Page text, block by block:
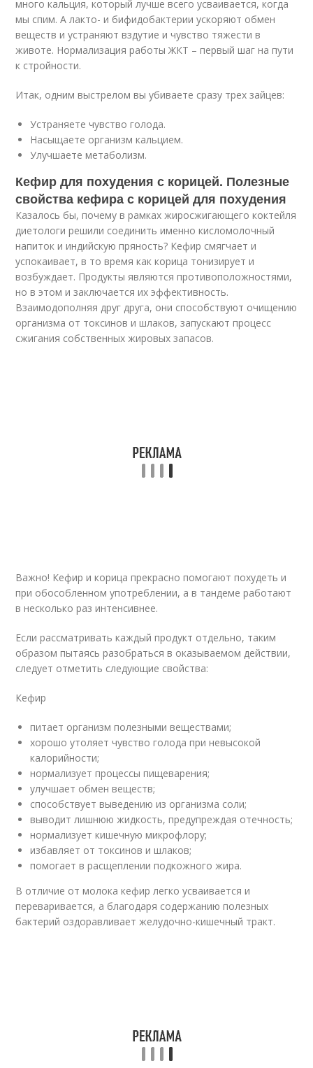
много кальция, который лучше всего усваивается, когда
мы спим. А лакто- и бифидобактерии ускоряют обмен
веществ и устраняют вздутие и чувство тяжести в
животе. Нормализация работы ЖКТ – первый шаг на пути
к стройности.
Итак, одним выстрелом вы убиваете сразу трех зайцев:
Устраняете чувство голода.
Насыщаете организм кальцием.
Улучшаете метаболизм.
Кефир для похудения с корицей. Полезные
свойства кефира с корицей для похудения
Казалось бы, почему в рамках жиросжигающего коктейля
диетологи решили соединить именно кисломолочный
напиток и индийскую пряность? Кефир смягчает и
успокаивает, в то время как корица тонизирует и
возбуждает. Продукты являются противоположностями,
но в этом и заключается их эффективность.
Взаимодополняя друг друга, они способствуют очищению
организма от токсинов и шлаков, запускают процесс
сжигания собственных жировых запасов.
Важно! Кефир и корица прекрасно помогают похудеть и
при обособленном употреблении, а в тандеме работают
в несколько раз интенсивнее.
Если рассматривать каждый продукт отдельно, таким
образом пытаясь разобраться в оказываемом действии,
следует отметить следующие свойства:
Кефир
питает организм полезными веществами;
хорошо утоляет чувство голода при невысокой
калорийности;
нормализует процессы пищеварения;
улучшает обмен веществ;
способствует выведению из организма соли;
выводит лишнюю жидкость, предупреждая отечность;
нормализует кишечную микрофлору;
избавляет от токсинов и шлаков;
помогает в расщеплении подкожного жира.
В отличие от молока кефир легко усваивается и
переваривается, а благодаря содержанию полезных
бактерий оздоравливает желудочно-кишечный тракт.